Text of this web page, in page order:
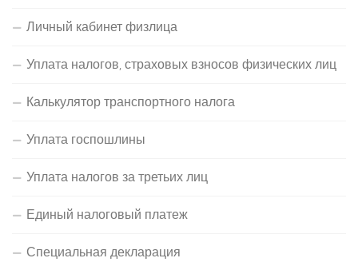
Личный кабинет физлица
Уплата налогов, страховых взносов физических лиц
Калькулятор транспортного налога
Уплата госпошлины
Уплата налогов за третьих лиц
Единый налоговый платеж
Специальная декларация